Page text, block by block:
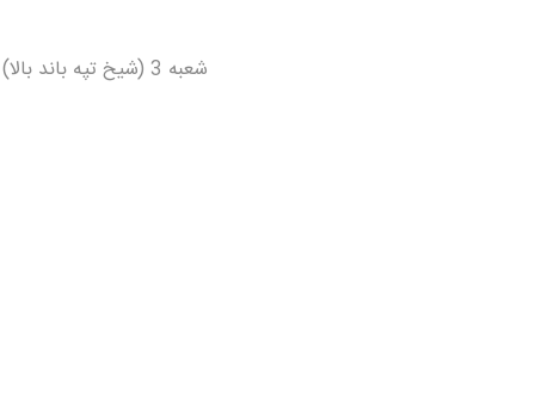
شعبه 3 (شیخ تپه باند بالا)